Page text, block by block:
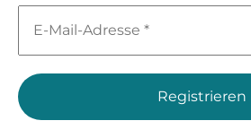
Mail-
*